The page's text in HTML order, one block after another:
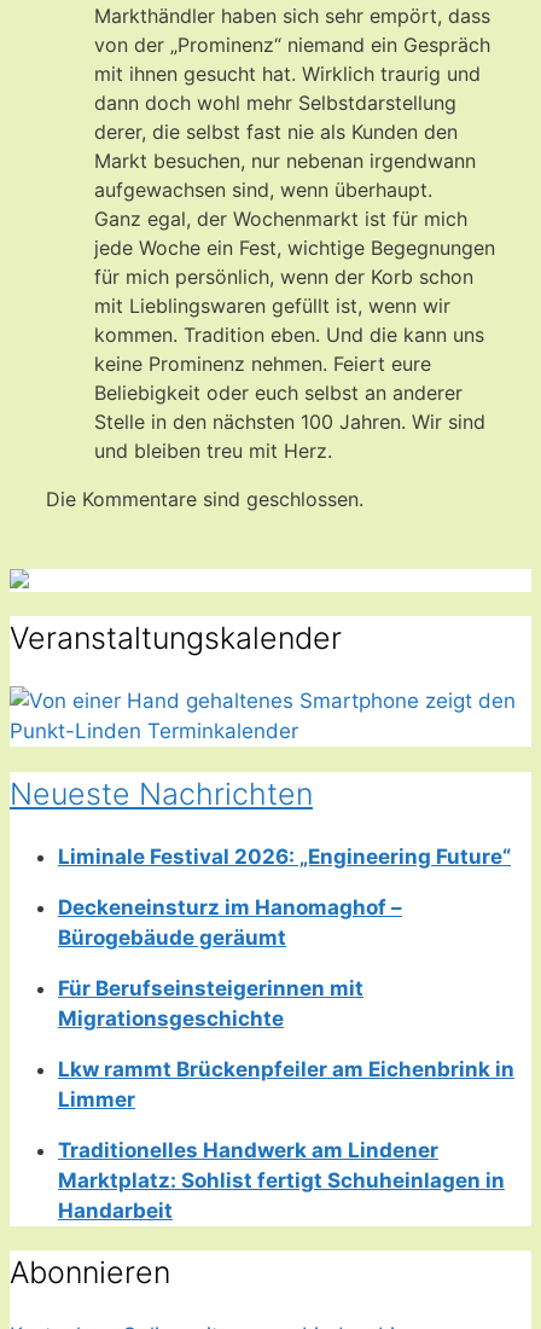
Markthändler haben sich sehr empört, dass
von der „Prominenz“ niemand ein Gespräch
mit ihnen gesucht hat. Wirklich traurig und
dann doch wohl mehr Selbstdarstellung
derer, die selbst fast nie als Kunden den
Markt besuchen, nur nebenan irgendwann
aufgewachsen sind, wenn überhaupt.
Ganz egal, der Wochenmarkt ist für mich
jede Woche ein Fest, wichtige Begegnungen
für mich persönlich, wenn der Korb schon
mit Lieblingswaren gefüllt ist, wenn wir
kommen. Tradition eben. Und die kann uns
keine Prominenz nehmen. Feiert eure
Beliebigkeit oder euch selbst an anderer
Stelle in den nächsten 100 Jahren. Wir sind
und bleiben treu mit Herz.
Die Kommentare sind geschlossen.
Veranstaltungskalender
Neueste Nachrichten
Liminale Festival 2026: „Engineering Future“
Deckeneinsturz im Hanomaghof –
Bürogebäude geräumt
Für Berufseinsteigerinnen mit
Migrationsgeschichte
Lkw rammt Brückenpfeiler am Eichenbrink in
Limmer
Traditionelles Handwerk am Lindener
Marktplatz: Sohlist fertigt Schuheinlagen in
Handarbeit
Abonnieren